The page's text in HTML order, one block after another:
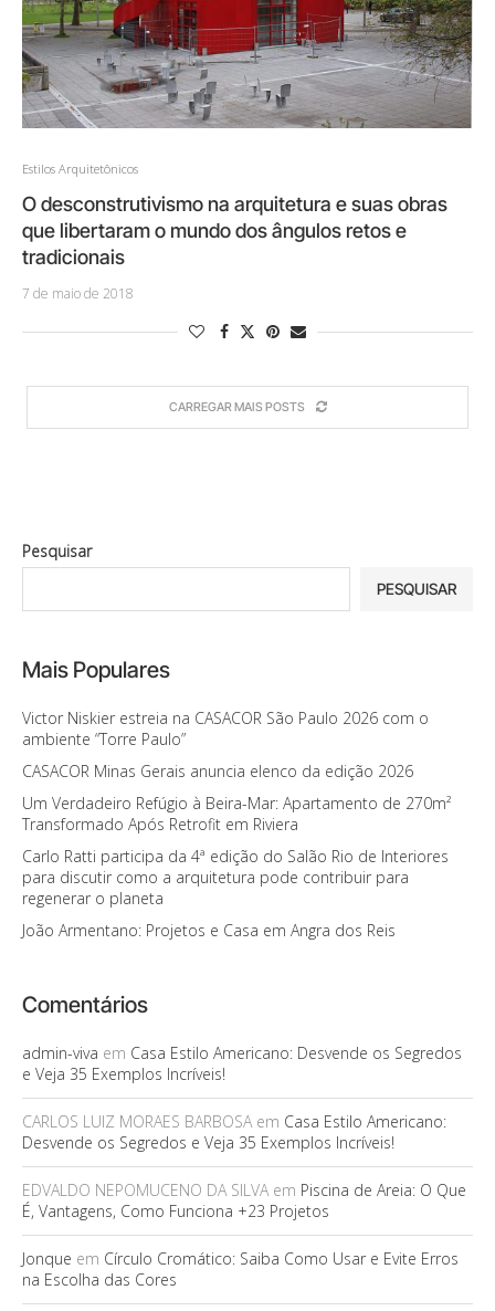
Estilos Arquitetônicos
O desconstrutivismo na arquitetura e suas obras
que libertaram o mundo dos ângulos retos e
tradicionais
7 de maio de 2018
CARREGAR MAIS POSTS
Pesquisar
PESQUISAR
Mais Populares
Victor Niskier estreia na CASACOR São Paulo 2026 com o
ambiente “Torre Paulo”
CASACOR Minas Gerais anuncia elenco da edição 2026
Um Verdadeiro Refúgio à Beira-Mar: Apartamento de 270m²
Transformado Após Retrofit em Riviera
Carlo Ratti participa da 4ª edição do Salão Rio de Interiores
para discutir como a arquitetura pode contribuir para
regenerar o planeta
João Armentano: Projetos e Casa em Angra dos Reis
Comentários
admin-viva em Casa Estilo Americano: Desvende os Segredos
e Veja 35 Exemplos Incríveis!
CARLOS LUIZ MORAES BARBOSAem Casa Estilo Americano:
Desvende os Segredos e Veja 35 Exemplos Incríveis!
EDVALDO NEPOMUCENO DA SILVAem Piscina de Areia: O Que
É, Vantagens, Como Funciona +23 Projetos
Jonque em Círculo Cromático: Saiba Como Usar e Evite Erros
na Escolha das Cores